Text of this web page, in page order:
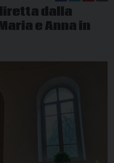
dalla
e Anna in